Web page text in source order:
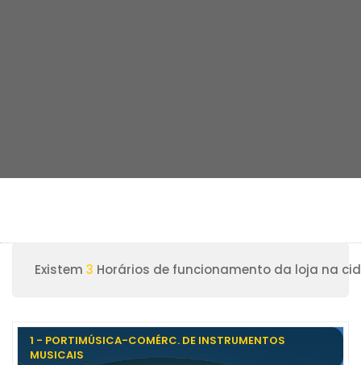
Existem 3 Horários de funcionamento da loja na
1 - PORTIMÚSICA-COMÉRC. DE INSTRUMENTOS
MUSICAIS